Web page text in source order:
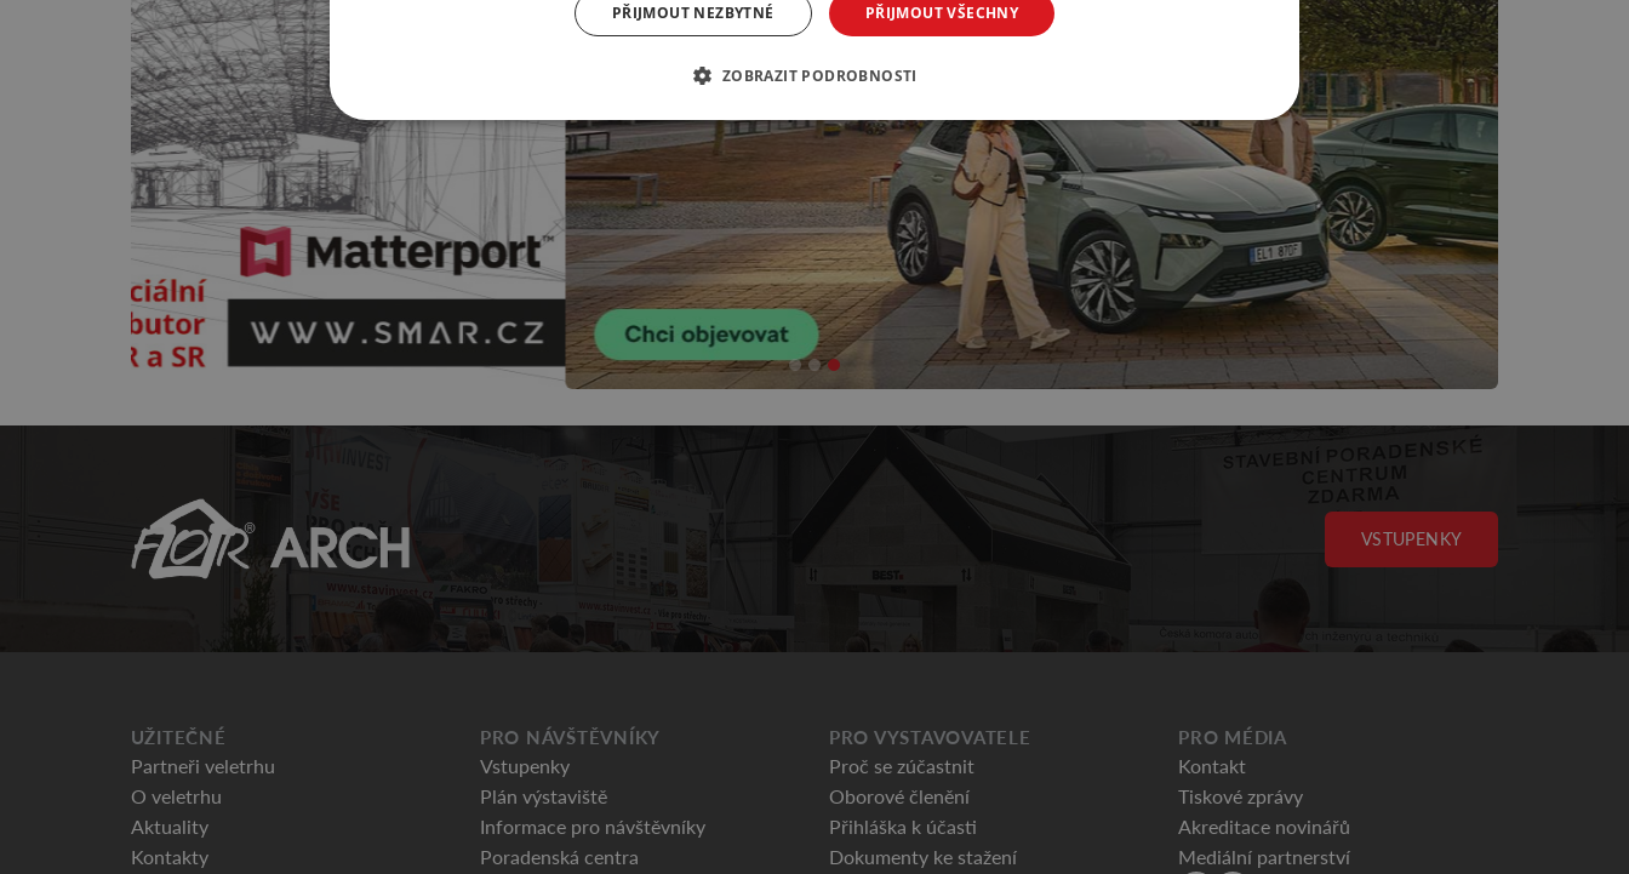
VSTUPENKY
UŽITEČNÉ
Partneři veletrhu
O veletrhu
Aktuality
Kontakty
PRO NÁVŠTĚVNÍKY
Vstupenky
Plán výstaviště
Informace pro návštěvníky
Poradenská centra
PRO VYSTAVOVATELE
Proč se zúčastnit
Oborové členění
Přihláška k účasti
Dokumenty ke stažení
PRO MÉDIA
Kontakt
Tiskové zprávy
Akreditace novinářů
Mediální partnerství
PŘIJMOUT VŠECHNY
PŘIJMOUT NEZBYTNÉ
ZOBRAZIT PODROBNOSTI